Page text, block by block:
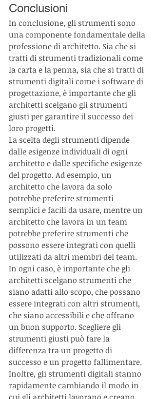
Conclusioni
In conclusione, gli strumenti sono
una componente fondamentale della
professione di architetto. Sia che si
tratti di strumenti tradizionali come
la carta e la penna, sia che si tratti di
strumenti digitali come i software di
progettazione, è importante che gli
architetti scelgano gli strumenti
giusti per garantire il successo dei
loro progetti.
La scelta degli strumenti dipende
dalle esigenze individuali di ogni
architetto e dalle specifiche esigenze
del progetto. Ad esempio, un
architetto che lavora da solo
potrebbe preferire strumenti
semplici e facili da usare, mentre un
architetto che lavora in un team
potrebbe preferire strumenti che
possono essere integrati con quelli
utilizzati da altri membri del team.
In ogni caso, è importante che gli
architetti scelgano strumenti che
siano adatti allo scopo, che possano
essere integrati con altri strumenti,
che siano accessibili e che offrano
un buon supporto. Scegliere gli
strumenti giusti può fare la
differenza tra un progetto di
successo e un progetto fallimentare.
Inoltre, gli strumenti digitali stanno
rapidamente cambiando il modo in